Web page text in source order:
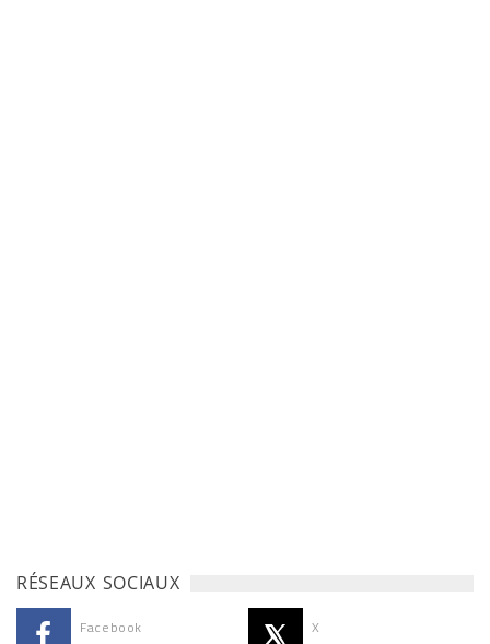
RÉSEAUX SOCIAUX
Facebook X